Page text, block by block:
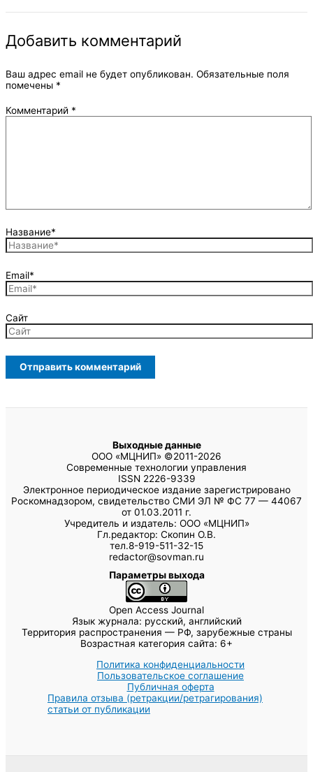
Добавить комментарий
Ваш адрес email не будет опубликован. Обязательные поля
помечены *
Комментарий *
Название*
Email*
Сайт
Выходные данные
ООО «МЦНИП» ©2011-2026
Современные технологии управления
ISSN 2226-9339
Электронное периодическое издание зарегистрировано
Роскомнадзором, свидетельство СМИ ЭЛ № ФС 77 — 44067
от 01.03.2011 г.
Учредитель и издатель: ООО «МЦНИП»
Гл.редактор: Скопин О.В.
тел.8-919-511-32-15
redactor@sovman.ru
Параметры выхода
Open Access Journal
Язык журнала: русский, английский
Территория распространения — РФ, зарубежные страны
Возрастная категория сайта: 6+
Политика конфиденциальности
Пользовательское соглашение
Публичная оферта
Правила отзыва (ретракции/ретрагирования)
статьи от публикации